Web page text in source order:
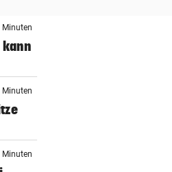
Minuten
kann
Minuten
Minuten